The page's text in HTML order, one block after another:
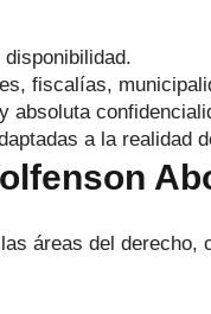
fiscalías,
absoluta
a la realidad
áreas del derecho,